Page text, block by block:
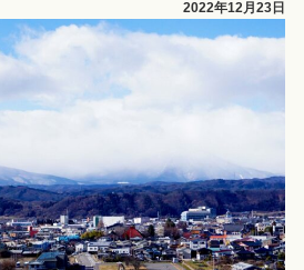
2022年12月23日